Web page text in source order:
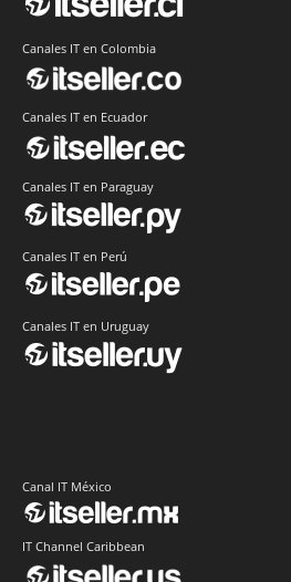
Canales IT en Colombia
Canales IT en Ecuador
Canales IT en Paraguay
Canales IT en Perú
Canales IT en Uruguay
Canal IT México
IT Channel Caribbean